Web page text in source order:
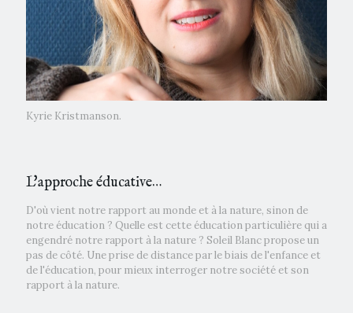
Kyrie Kristmanson.
L'approche éducative…
D'où vient notre rapport au monde et à la nature, sinon de
notre éducation ? Quelle est cette éducation particulière qui a
engendré notre rapport à la nature ? Soleil Blanc propose un
pas de côté. Une prise de distance par le biais de l'enfance et
de l'éducation, pour mieux interroger notre société et son
rapport à la nature.